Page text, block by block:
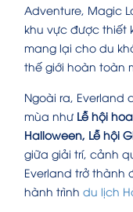
Adventure, Magic
khu vực được thiết
mang lại cho du
thế giới hoàn toàn
Ngoài ra, Everland
mùa như Lễ hội
Halloween, Lễ hội
giữa giải trí, cảnh
Everland trở thành
hành trình du lịch